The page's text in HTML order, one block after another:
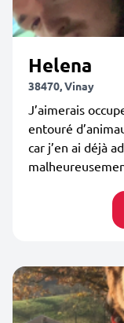
Helena
38470, Vinay
J’aimerais
entouré
car j’en ai déjà